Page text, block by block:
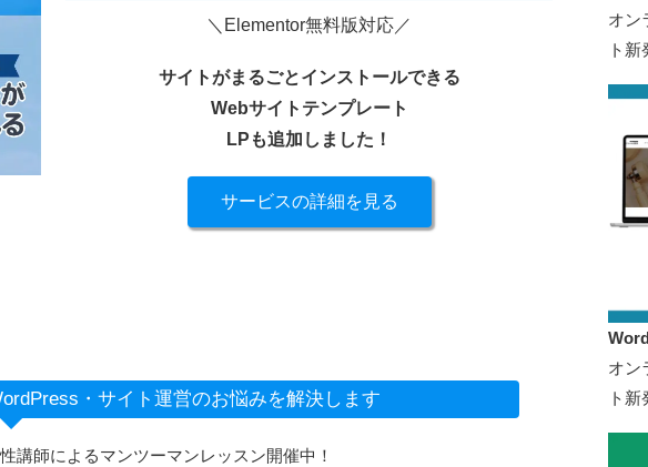
＼Elementor無料版対応／
サイトがまるごとインストールできる
Webサイトテンプレート
LPも追加しました！
サービスの詳細を見る
・サイト運営のお悩みを解決します
講師によるマンツーマンレッスン開催中！
オン
ト新
オン
ト新